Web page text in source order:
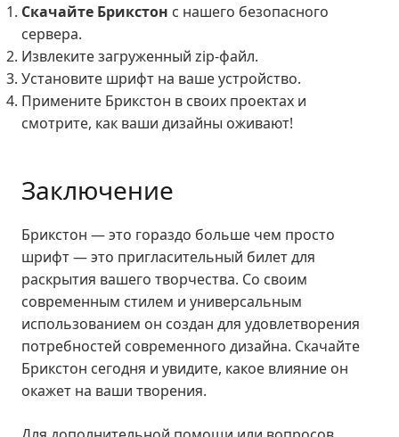
Скачайте Брикстон с нашего безопасного
сервера.
Извлеките загруженный zip-файл.
Установите шрифт на ваше устройство.
Примените Брикстон в своих проектах и
смотрите, как ваши дизайны оживают!
Заключение
Брикстон — это гораздо больше чем просто
шрифт — это пригласительный билет для
раскрытия вашего творчества. Со своим
современным стилем и универсальным
использованием он создан для удовлетворения
потребностей современного дизайна. Скачайте
Брикстон сегодня и увидите, какое влияние он
окажет на ваши творения.